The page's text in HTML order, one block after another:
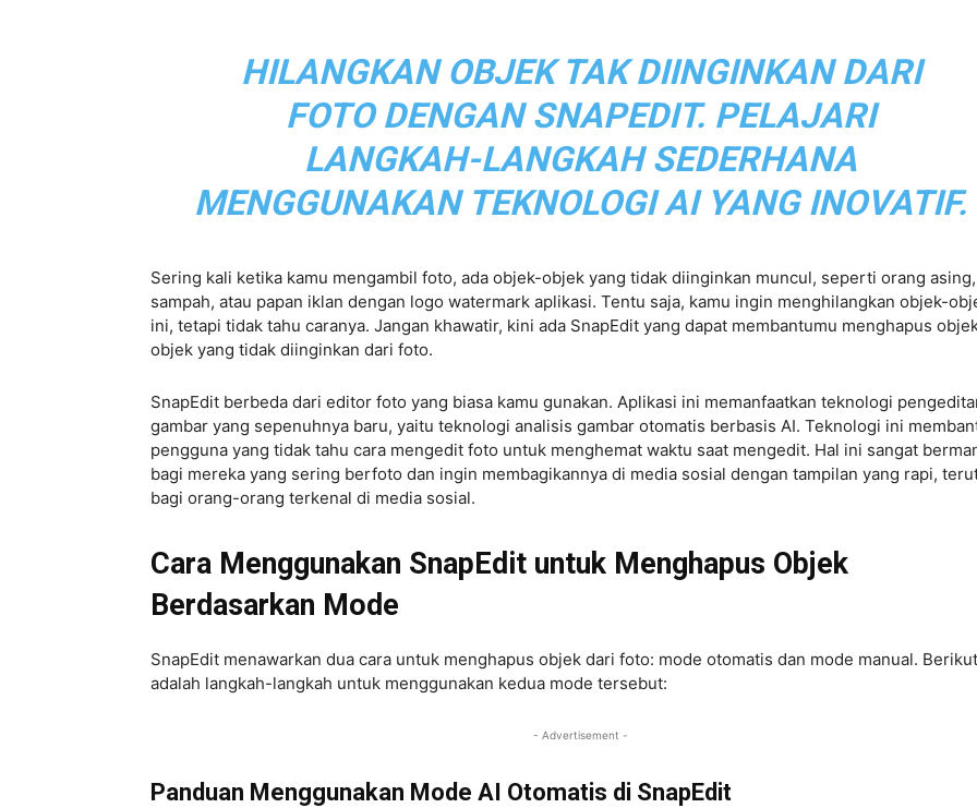
HILANGKAN OBJEK TAK DIINGINKAN DARI
FOTO DENGAN SNAPEDIT. PELAJARI
LANGKAH-LANGKAH SEDERHANA
MENGGUNAKAN TEKNOLOGI AI YANG INOVATIF.
Sering kali ketika kamu mengambil foto, ada objek-objek yang tidak diinginkan muncul, seperti orang asing,
sampah, atau papan iklan dengan logo watermark aplikasi. Tentu saja, kamu ingin menghilangkan objek-
ini, tetapi tidak tahu caranya. Jangan khawatir, kini ada SnapEdit yang dapat membantumu menghapus
objek yang tidak diinginkan dari foto.
SnapEdit berbeda dari editor foto yang biasa kamu gunakan. Aplikasi ini memanfaatkan teknologi
gambar yang sepenuhnya baru, yaitu teknologi analisis gambar otomatis berbasis AI. Teknologi ini
pengguna yang tidak tahu cara mengedit foto untuk menghemat waktu saat mengedit. Hal ini sangat
bagi mereka yang sering berfoto dan ingin membagikannya di media sosial dengan tampilan yang rapi,
bagi orang-orang terkenal di media sosial.
Cara Menggunakan SnapEdit untuk Menghapus Objek
Berdasarkan Mode
SnapEdit menawarkan dua cara untuk menghapus objek dari foto: mode otomatis dan mode manual. Berikut
adalah langkah-langkah untuk menggunakan kedua mode tersebut:
- Advertisement -
Panduan Menggunakan Mode AI Otomatis di SnapEdit